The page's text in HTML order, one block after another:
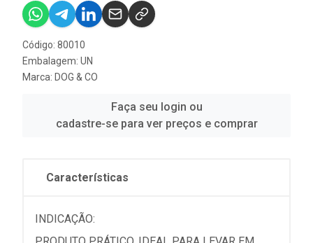
Código: 80010
Embalagem: UN
Marca: DOG & CO
Faça seu login ou
cadastre-se para ver preços e comprar
Características
INDICAÇÃO: